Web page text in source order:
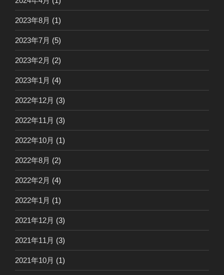
2023年8月 (1)
2023年7月 (5)
2023年2月 (2)
2023年1月 (4)
2022年12月 (3)
2022年11月 (3)
2022年10月 (1)
2022年8月 (2)
2022年2月 (4)
2022年1月 (1)
2021年12月 (3)
2021年11月 (3)
2021年10月 (1)